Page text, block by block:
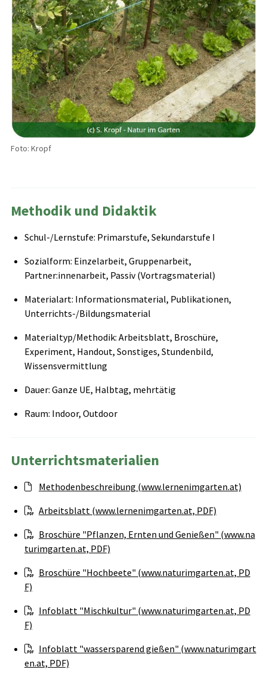
Foto: Kropf
Methodik und Didaktik
Schul-/Lernstufe: Primarstufe, Sekundarstufe I
Sozialform: Einzelarbeit, Gruppenarbeit,
Partner:innenarbeit, Passiv (Vortragsmaterial)
Materialart: Informationsmaterial, Publikationen,
Unterrichts-/Bildungsmaterial
Materialtyp/Methodik: Arbeitsblatt, Broschüre,
Experiment, Handout, Sonstiges, Stundenbild,
Wissensvermittlung
Dauer: Ganze UE, Halbtag, mehrtätig
Raum: Indoor, Outdoor
Unterrichtsmaterialien
Methodenbeschreibung (www.lernenimgarten.at)
Arbeitsblatt (www.lernenimgarten.at, PDF)
Broschüre "Pflanzen, Ernten und Genießen" (www.na
turimgarten.at, PDF)
Broschüre "Hochbeete" (www.naturimgarten.at, PD
F)
Infoblatt "Mischkultur" (www.naturimgarten.at, PD
F)
Infoblatt "wassersparend gießen" (www.naturimgart
en.at, PDF)